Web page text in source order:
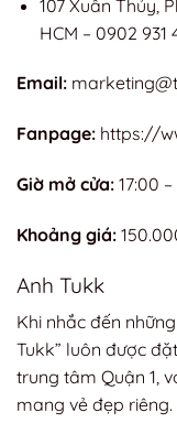
107 Xuân Thủy,
HCM – 0902 931
Email:
Fanpage: https://
Giờ mở cửa: 17:00
Khoảng giá:
Anh Tukk
Khi nhắc đến
Tukk” luôn được
trung tâm Quận 1,
mang vẻ đẹp riêng.